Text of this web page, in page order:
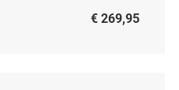
€ 269,95